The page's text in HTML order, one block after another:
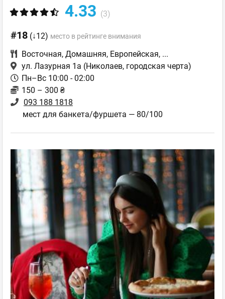
4.33 (3)
#18 (↓12) место в рейтинге внимания
Восточная, Домашняя, Европейская, ...
ул. Лазурная 1а (Николаев, городская черта)
Пн–Вс 10:00 - 02:00
150 – 300 ₴
093 188 1818
мест для банкета/фуршета — 80/100